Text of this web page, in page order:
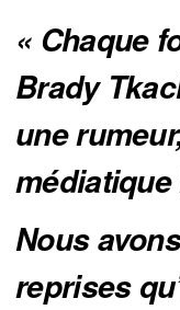
« Chaque
Brady
une
Nous
reprises